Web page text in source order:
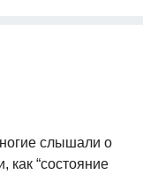
слышали о
как “состояние